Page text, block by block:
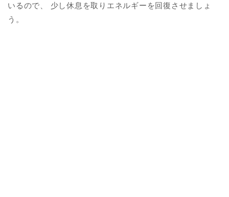
いるので、 少し休息を取りエネルギーを回復させましょ
う。